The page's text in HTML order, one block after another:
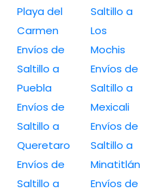
Playa del
Carmen
Envíos de
Saltillo a
Puebla
Envíos de
Saltillo a
Queretaro
Envíos de
Saltillo a
Saltillo a
Los
Mochis
Envíos de
Saltillo a
Mexicali
Envíos de
Saltillo a
Minatitlán
Envíos de